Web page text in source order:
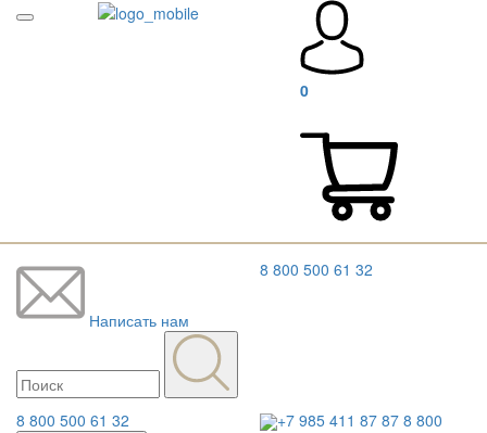
0
Написать нам
8 800 500 61 32
8 800 500 61 32
+7 985 411 87 87 8 800